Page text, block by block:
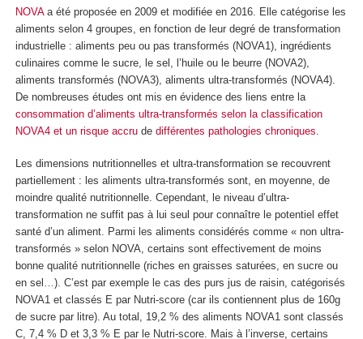
NOVAa été proposée en 2009 et modifiée en 2016. Elle catégorise les
aliments selon 4 groupes, en fonction de leur degré de transformation
industrielle : aliments peu ou pas transformés (NOVA1), ingrédients
culinaires comme le sucre, le sel, l’huile ou le beurre (NOVA2),
aliments transformés (NOVA3), aliments ultra-transformés (NOVA4).
De nombreuses études ont mis en évidence des liens entre la
consommation d’aliments ultra-transformés selon la classification
NOVA4 et un risque accru de différentes pathologies chroniques
Les dimensions nutritionnelles et ultra-transformation se recouvrent
partiellement : les aliments ultra-transformés sont, en moyenne, de
moindre qualité nutritionnelle. Cependant, le niveau d’ultra-
transformation ne suffit pas à lui seul pour connaître le potentiel effet
santé d’un aliment. Parmi les aliments considérés comme « non ultra-
transformés » selon NOVA, certains sont effectivement de moins
bonne qualité nutritionnelle (riches en graisses saturées, en sucre ou
en sel…). C’est par exemple le cas des purs jus de raisin, catégorisés
NOVA1 et classés E par Nutri-score (car ils contiennent plus de 160g
de sucre par litre). Au total, 19,2 % des aliments NOVA1 sont classés
C, 7,4 % D et 3,3 % E par le Nutri-score. Mais à l’inverse, certains